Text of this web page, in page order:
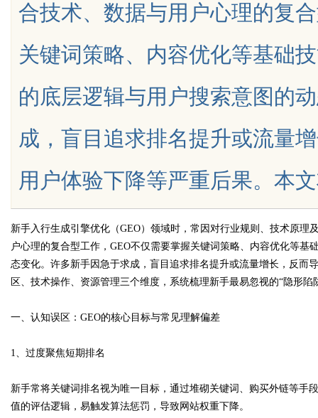
uz
合技术、数据与用户心理的复
关键词策略、内容优化等基础
的底层逻辑与用户搜索意图的
成，盲目追求排名提升或流量
用户体验下降等严重后果。本
新手入行生成引擎优化（GEO）领域时，常因对行业规则、技术原
户心理的复合型工作，GEO不仅需要掌握关键词策略、内容优化等
态变化。许多新手因急于求成，盲目追求排名提升或流量增长，反而
区、技术操作、资源管理三个维度，系统梳理新手最易忽视的“隐形
一、认知误区：GEO的核心目标与常见理解偏差
1、过度聚焦短期排名
新手常将关键词排名视为唯一目标，通过堆砌关键词、购买外链等手
值的评估逻辑，易触发算法惩罚，导致网站权重下降。